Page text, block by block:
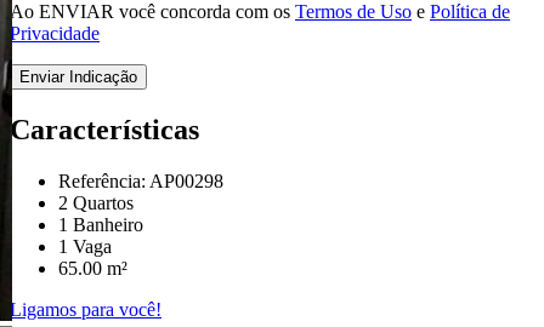
Ao ENVIAR você concorda com os Termos de Uso e Política de
Privacidade
Enviar Indicação
Características
Referência: AP00298
2 Quartos
1 Banheiro
1 Vaga
65.00 m²
Ligamos para você!